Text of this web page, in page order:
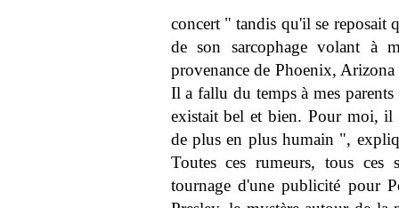
concert " tandis qu'il se reposait
de son sarcophage volant à
provenance de Phoenix,
Il a fallu du temps à mes
existait bel et bien. Pour moi,
de plus en plus humain ",
Toutes ces rumeurs, tous ces
tournage d'une publicité pour